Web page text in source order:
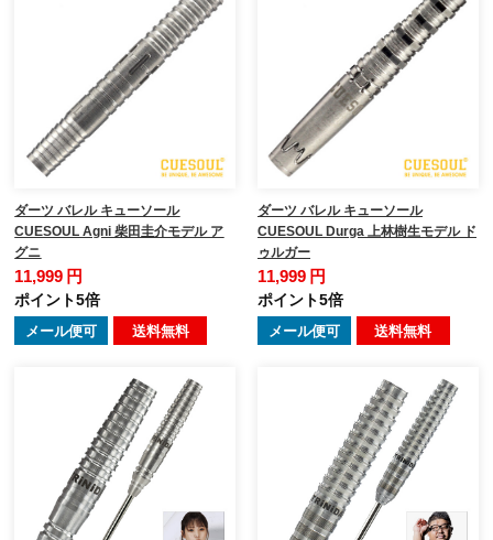
ダーツ バレル キューソール
CUESOUL Agni 柴田圭介モデル ア
グニ
11,999 円
ポイント5倍
メール便可 送料無料
ダーツ バレル キューソール
CUESOUL Durga 上林樹生モデル ド
ゥルガー
11,999 円
ポイント5倍
メール便可 送料無料